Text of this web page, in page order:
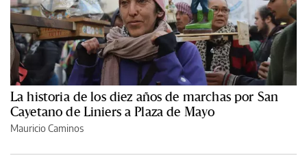
La historia de los diez años de marchas por San
Cayetano de Liniers a Plaza de Mayo
Mauricio Caminos